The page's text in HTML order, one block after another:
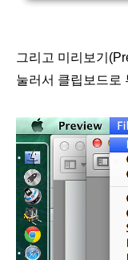
그리고 미리보기
눌러서 클립보드로